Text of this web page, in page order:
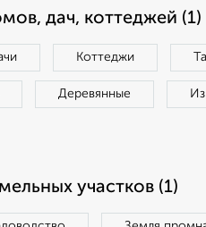
дач, коттеджей (1)
Коттеджи
Деревянные
участков (1)